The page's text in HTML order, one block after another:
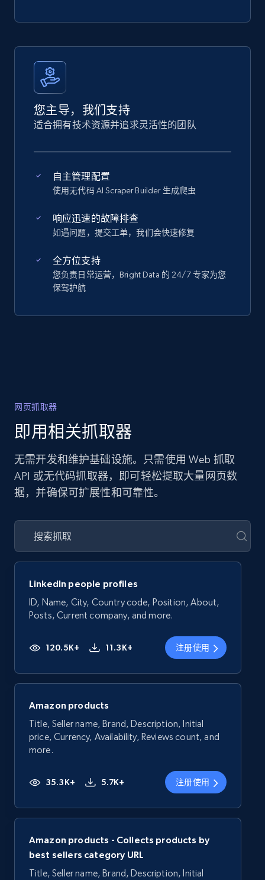
您主导，我们支持
适合拥有技术资源并追求灵活性的团队
自主管理配置
使用无代码 AI Scraper Builder 生成爬虫
响应迅速的故障排查
如遇问题，提交工单，我们会快速修复
全方位支持
您负责日常运营，Bright Data 的 24/7 专家为您
保驾护航
网页抓取器
即用相关抓取器
无需开发和维护基础设施。只需使用 Web 抓取
API 或无代码抓取器，即可轻松提取大量网页数
据，并确保可扩展性和可靠性。
LinkedIn people profiles
ID, Name, City, Country code, Position, About,
Posts, Current company, and more.
120.5K+ 11.3K+ 注册使用
Amazon products
Title, Seller name, Brand, Description, Initial
price, Currency, Availability, Reviews count, and
more.
35.3K+ 5.7K+ 注册使用
Amazon products - Collects products by
best sellers category URL
Title, Seller name, Brand, Description, Initial